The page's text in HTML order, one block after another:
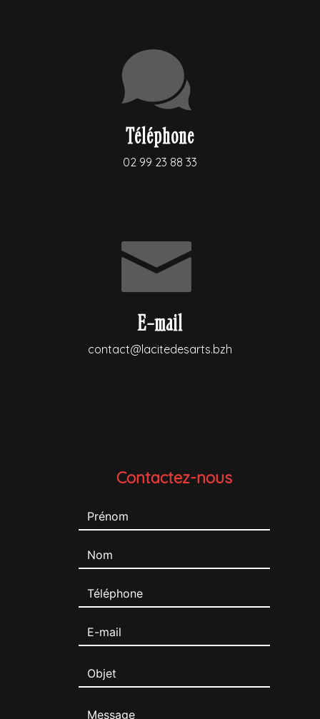
Téléphone
02 99 23 88 33
E-mail
contact@lacitedesarts.bzh
Contactez-nous